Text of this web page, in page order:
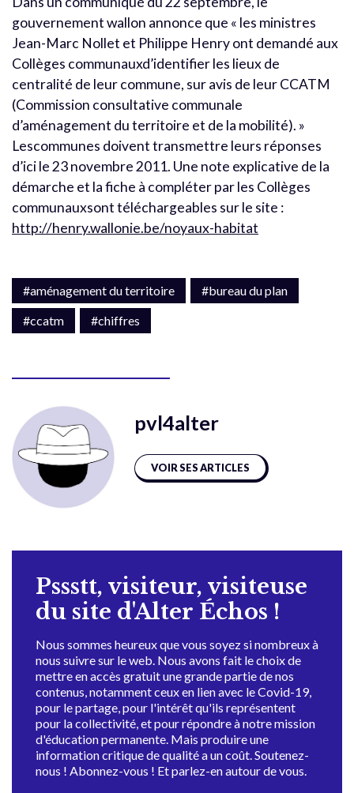
gouvernement wallon annonce que « les ministres
Jean-Marc Nollet et Philippe Henry ont demandé aux
Collèges communauxd’identifier les lieux de
centralité de leur commune, sur avis de leur CCATM
(Commission consultative communale
d’aménagement du territoire et de la mobilité). »
Lescommunes doivent transmettre leurs réponses
d’ici le 23 novembre 2011. Une note explicative de la
démarche et la fiche à compléter par les Collèges
communauxsont téléchargeables sur le site :
http://henry.wallonie.be/noyaux-habitat
#aménagement du territoire
#bureau du plan
#ccatm
#chiffres
pvl4alter
VOIR SES ARTICLES
Pssstt, visiteur, visiteuse
du site d'Alter Échos !
Nous sommes heureux que vous soyez si nombreux à
nous suivre sur le web. Nous avons fait le choix de
mettre en accès gratuit une grande partie de nos
contenus, notamment ceux en lien avec le Covid-19,
pour le partage, pour l'intérêt qu'ils représentent
pour la collectivité, et pour répondre à notre mission
d'éducation permanente. Mais produire une
information critique de qualité a un coût. Soutenez-
nous ! Abonnez-vous ! Et parlez-en autour de vous.